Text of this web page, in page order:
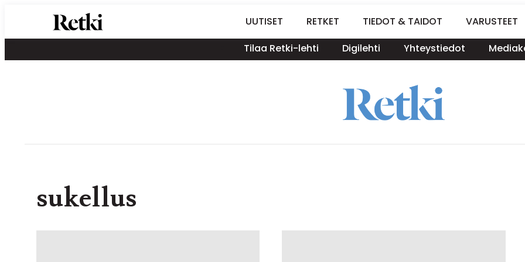
sisältöön
Retki-lehti
Retkeily,
vaellus,
UUTISET RETKET TIEDOT & TAIDOT VARUSTEET
Tilaa Retki-lehti
Digilehti Yhteystiedot
sukellus